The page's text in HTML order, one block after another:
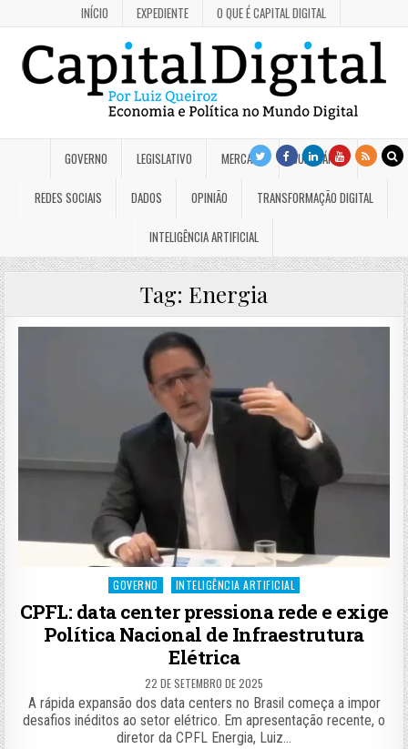
INÍCIO EXPEDIENTE O QUE É CAPITAL DIGITAL
GOVERNO LEGISLATIVO MERCADO JUDICIÁRIO
REDES SOCIAIS DADOS OPINIÃO TRANSFORMAÇÃO DIGITAL
INTELIGÊNCIA ARTIFICIAL
Tag: Energia
Posted
GOVERNO INTELIGÊNCIA ARTIFICIAL
CPFL: data center pressiona rede e exige
Política Nacional de Infraestrutura
Elétrica
22 DE SETEMBRO DE 2025
A rápida expansão dos data centers no Brasil começa a impor
desafios inéditos ao setor elétrico. Em apresentação recente, o
diretor da CPFL Energia, Luiz…